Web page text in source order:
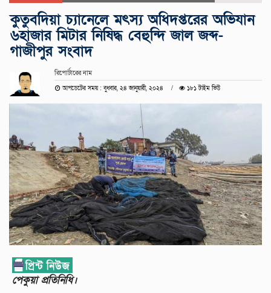
কুতুবদিয়া চ্যানেলে মৎস্য অধিদপ্তরের অভিযান
৬হাজার মিটার নিষিদ্ধ বেহুন্দি জাল জব্দ-
গাজীপুর সংবাদ
রিপোর্টারের নাম
আপডেটের সময় : বুধবার, ২৪ জানুয়ারী, ২০২৪ ১৮১ টাইম ভিউ
পেকুয়া প্রতিনিধি।